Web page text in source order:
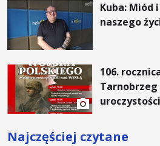
Kuba: Miód
naszego
106.
Tarnobrzeg
Najczęściej czytane